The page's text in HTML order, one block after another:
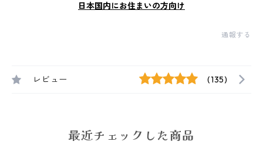
日本国内にお住まいの方向け
通報する
レビュー (135)
最近チェックした商品